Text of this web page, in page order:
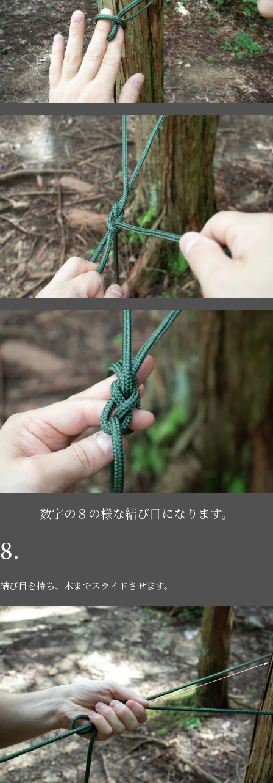
数字の８の様な結び目になります。
8.
結び目を持ち、木までスライドさせます。